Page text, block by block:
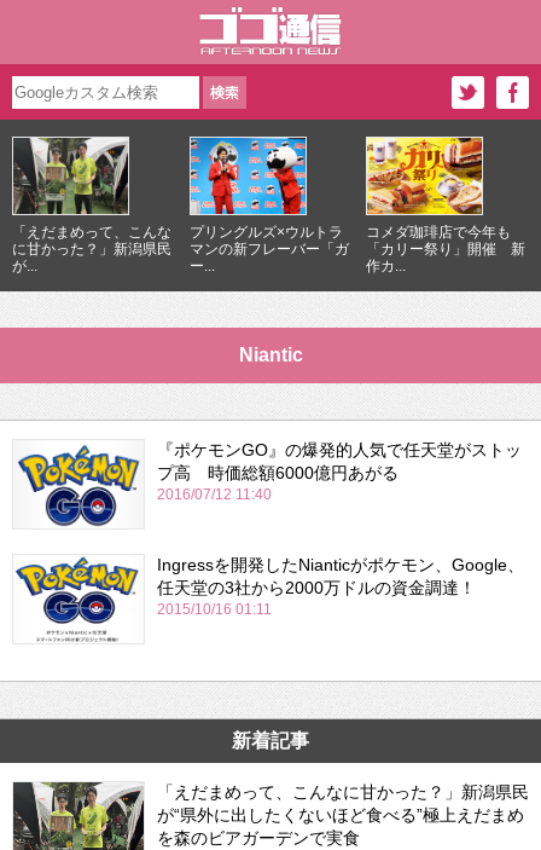
「えだまめって、こんな
に甘かった？」新潟県民
が...
プリングルズ×ウルトラ
マンの新フレーバー「ガ
ー...
コメダ珈琲店で今年も
「カリー祭り」開催 新
作カ...
Niantic
『ポケモンGO』の爆発的人気で任天堂がストッ
プ高 時価総額6000億円あがる
2016/07/12 11:40
Ingressを開発したNianticがポケモン、Google、
任天堂の3社から2000万ドルの資金調達！
2015/10/16 01:11
新着記事
「えだまめって、こんなに甘かった？」新潟県民
が“県外に出したくないほど食べる”極上えだまめ
を森のビアガーデンで実食